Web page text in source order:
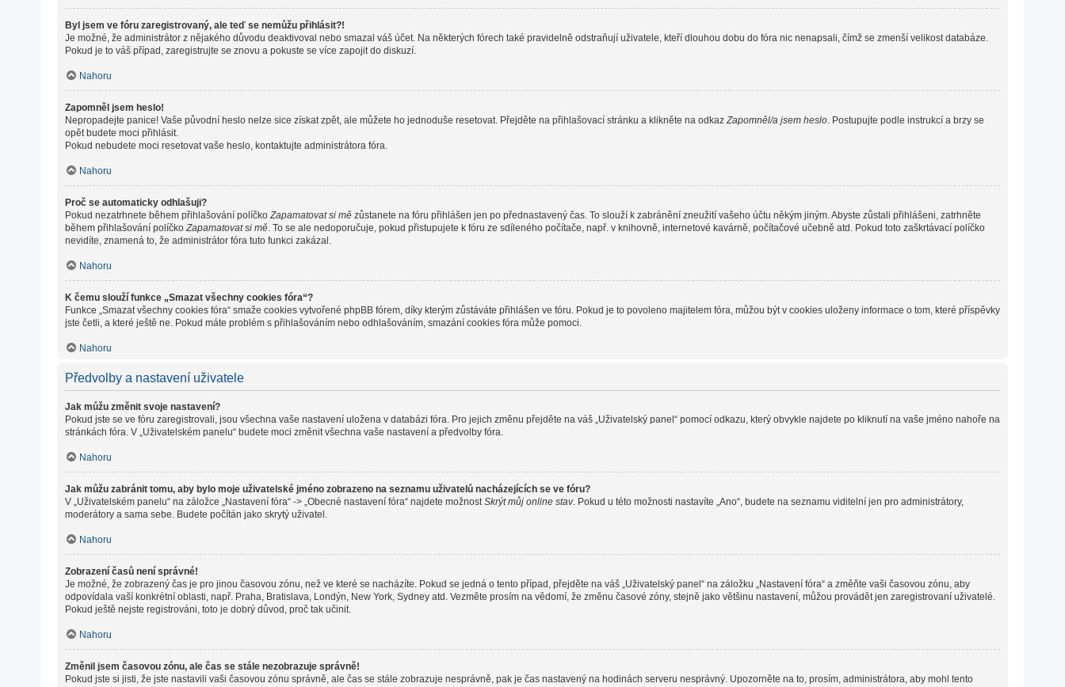
Byl jsem ve fóru zaregistrovaný, ale teď se nemůžu přihlásit?!
Je možné, že administrátor z nějakého důvodu deaktivoval nebo smazal váš účet. Na některých fórech také pravidelně odstraňují uživatele, kteří dlouhou dobu do fóra nic nenapsali, čímž se zmenší velikost databáze.
Pokud je to váš případ, zaregistrujte se znovu a pokuste se více zapojit do diskuzí.
Nahoru
Zapomněl jsem heslo!
Nepropadejte panice! Vaše původní heslo nelze sice získat zpět, ale můžete ho jednoduše resetovat. Přejděte na přihlašovací stránku a klikněte na odkazZapomněl/a jsem heslo. Postupujte podle instrukcí a brzy se
opět budete moci přihlásit.
Pokud nebudete moci resetovat vaše heslo, kontaktujte administrátora fóra.
Nahoru
Proč se automaticky odhlašuji?
Pokud nezatrhnete během přihlašování políčkoZapamatovat si mě zůstanete na fóru přihlášen jen po přednastavený čas. To slouží k zabránění zneužití vašeho účtu někým jiným. Abyste zůstali přihlášeni, zatrhněte
během přihlašování políčkoZapamatovat si mě. To se ale nedoporučuje, pokud přistupujete k fóru ze sdíleného počítače, např. v knihovně, internetové kavárně, počítačové učebně atd. Pokud toto zaškrtávací políčko
nevidíte, znamená to, že administrátor fóra tuto funkci zakázal.
Nahoru
K čemu slouží funkce „Smazat všechny cookies fóra“?
Funkce „Smazat všechny cookies fóra“ smaže cookies vytvořené phpBB fórem, díky kterým zůstáváte přihlášen ve fóru. Pokud je to povoleno majitelem fóra, můžou být v cookies uloženy informace o tom, které příspěvky
jste četli, a které ještě ne. Pokud máte problém s přihlašováním nebo odhlašováním, smazání cookies fóra může pomoci.
Nahoru
Předvolby a nastavení uživatele
Jak můžu změnit svoje nastavení?
Pokud jste se ve fóru zaregistrovali, jsou všechna vaše nastavení uložena v databázi fóra. Pro jejich změnu přejděte na váš „Uživatelský panel“ pomocí odkazu, který obvykle najdete po kliknutí na vaše jméno nahoře na
stránkách fóra. V „Uživatelském panelu“ budete moci změnit všechna vaše nastavení a předvolby fóra.
Nahoru
Jak můžu zabránit tomu, aby bylo moje uživatelské jméno zobrazeno na seznamu uživatelů nacházejících se ve fóru?
V „Uživatelském panelu“ na záložce „Nastavení fóra“ -> „Obecné nastavení fóra“ najdete možnostSkrýt můj online stav. Pokud u této možnosti nastavíte „Ano“, budete na seznamu viditelní jen pro administrátory,
moderátory a sama sebe. Budete počítán jako skrytý uživatel.
Nahoru
Zobrazení časů není správné!
Je možné, že zobrazený čas je pro jinou časovou zónu, než ve které se nacházíte. Pokud se jedná o tento případ, přejděte na váš „Uživatelský panel“ na záložku „Nastavení fóra“ a změňte vaši časovou zónu, aby
odpovídala vaší konkrétní oblasti, např. Praha, Bratislava, Londýn, New York, Sydney atd. Vezměte prosím na vědomí, že změnu časové zóny, stejně jako většinu nastavení, můžou provádět jen zaregistrovaní uživatelé.
Pokud ještě nejste registrováni, toto je dobrý důvod, proč tak učinit.
Nahoru
Změnil jsem časovou zónu, ale čas se stále nezobrazuje správně!
Pokud jste si jisti, že jste nastavili vaši časovou zónu správně, ale čas se stále zobrazuje nesprávně, pak je čas nastavený na hodinách serveru nesprávný. Upozorněte na to, prosím, administrátora, aby mohl tento